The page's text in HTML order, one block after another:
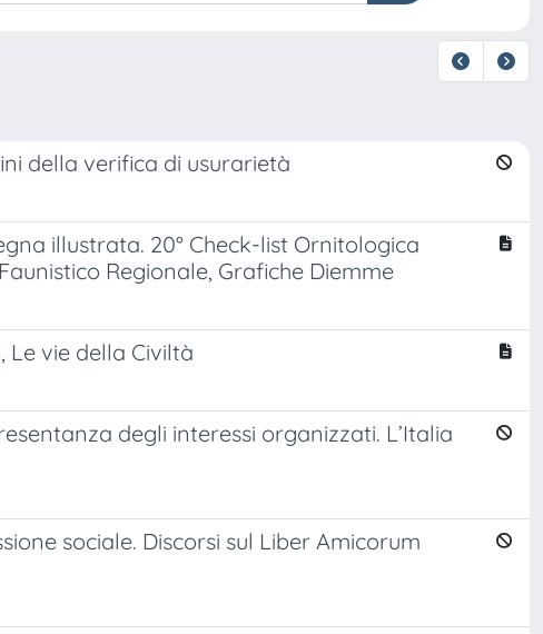
della verifica di usurarietà
illustrata. 20° Check-list Ornitologica
Regionale, Grafiche Diemme
Le vie della Civiltà
degli interessi organizzati. L’Italia
sociale. Discorsi sul Liber Amicorum